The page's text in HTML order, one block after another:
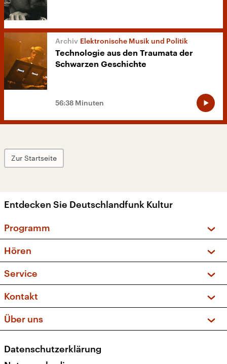
Elektronische Musik und Politik
Technologie aus den Traumata der
Schwarzen Geschichte
56:38 Minuten
Zur Startseite
Entdecken Sie Deutschlandfunk Kultur
Programm
Sendungen und Podcasts
Musikliste
Kakadu – Das Kinderprogramm
Hören
Frequenzen (UKW + DAB+)
Service
FAQ
Apps
Newsletter
Veranstaltungen
Kontakt
Social Media
Über uns
Presse
Datenschutzerklärung